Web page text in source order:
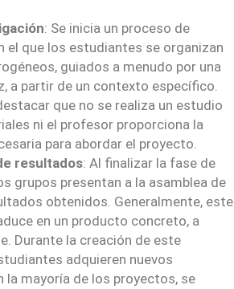
: Se inicia un proceso de
el que los estudiantes se organizan
guiados a menudo por una
a partir de un contexto específico.
que no se realiza un estudio
ni el profesor proporciona la
para abordar el proyecto.
resultados: Al finalizar la fase de
grupos presentan a la asamblea de
obtenidos. Generalmente, este
en un producto concreto, a
Durante la creación de este
adquieren nuevos
la mayoría de los proyectos, se